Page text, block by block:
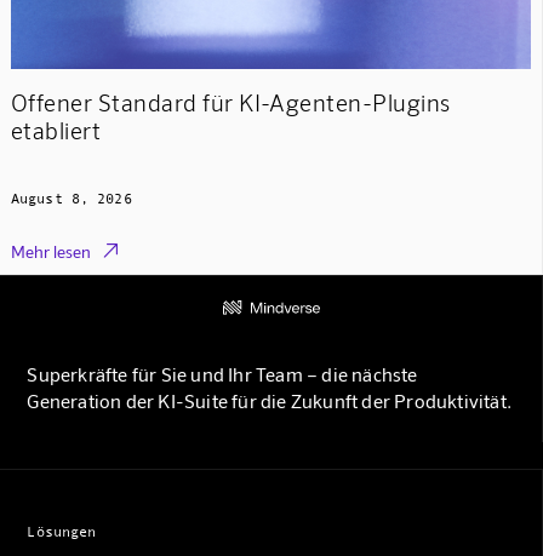
Offener Standard für KI-Agenten-Plugins
etabliert
August 8, 2026
Mehr lesen 
Superkräfte für Sie und Ihr Team – die nächste
Generation der KI-Suite für die Zukunft der Produktivität.
Lösungen